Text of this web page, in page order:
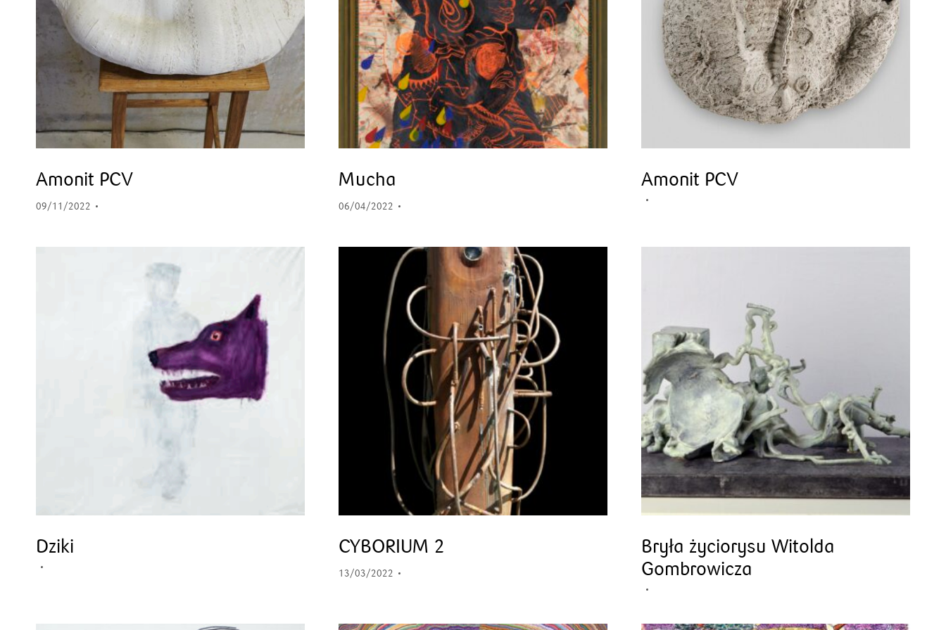
Amonit PCV
09/11/2022
Mucha
06/04/2022
Amonit PCV
Dziki CYBORIUM 2
13/03/2022
Bryła życiorysu Witolda
Gombrowicza